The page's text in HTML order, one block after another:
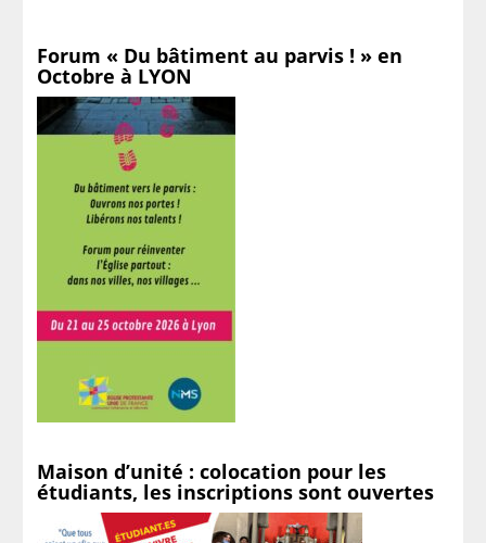
Forum « Du bâtiment au parvis ! » en
Octobre à LYON
Maison d’unité : colocation pour les
étudiants, les inscriptions sont ouvertes